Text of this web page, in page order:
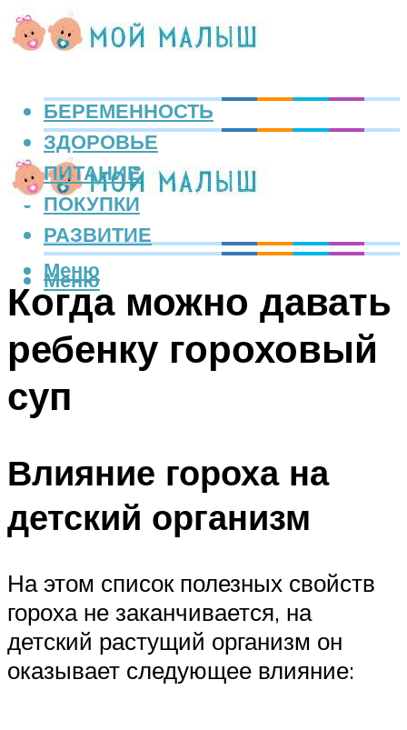
БЕРЕМЕННОСТЬ
ЗДОРОВЬЕ
ПИТАНИЕ
ПОКУПКИ
РАЗВИТИЕ
Меню
Меню
Когда можно давать
ребенку гороховый
суп
Влияние гороха на
детский организм
На этом список полезных свойств
гороха не заканчивается, на
детский растущий организм он
оказывает следующее влияние: